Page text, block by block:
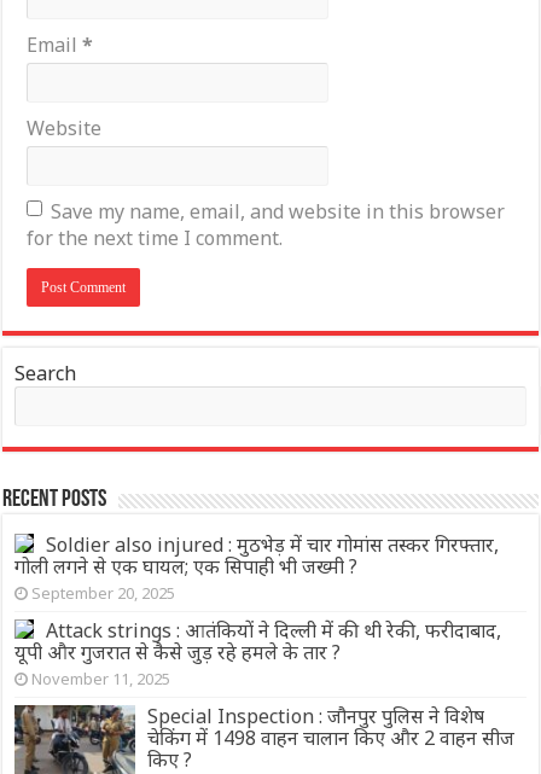
Email*
Website
Save my name, email, and website in this browser
for the next time I comment.
Search
Recent Posts
Soldier also injured : मुठभेड़ में चार गोमांस तस्कर गिरफ्तार,
गोली लगने से एक घायल; एक सिपाही भी जख्‍मी ?
September 20, 2025
Attack strings : आतंकियों ने दिल्ली में की थी रेकी, फरीदाबाद,
यूपी और गुजरात से कैसे जुड़ रहे हमले के तार ?
November 11, 2025
Special Inspection : जौनपुर पुलिस ने विशेष
चेकिंग में 1498 वाहन चालान किए और 2 वाहन सीज
किए ?